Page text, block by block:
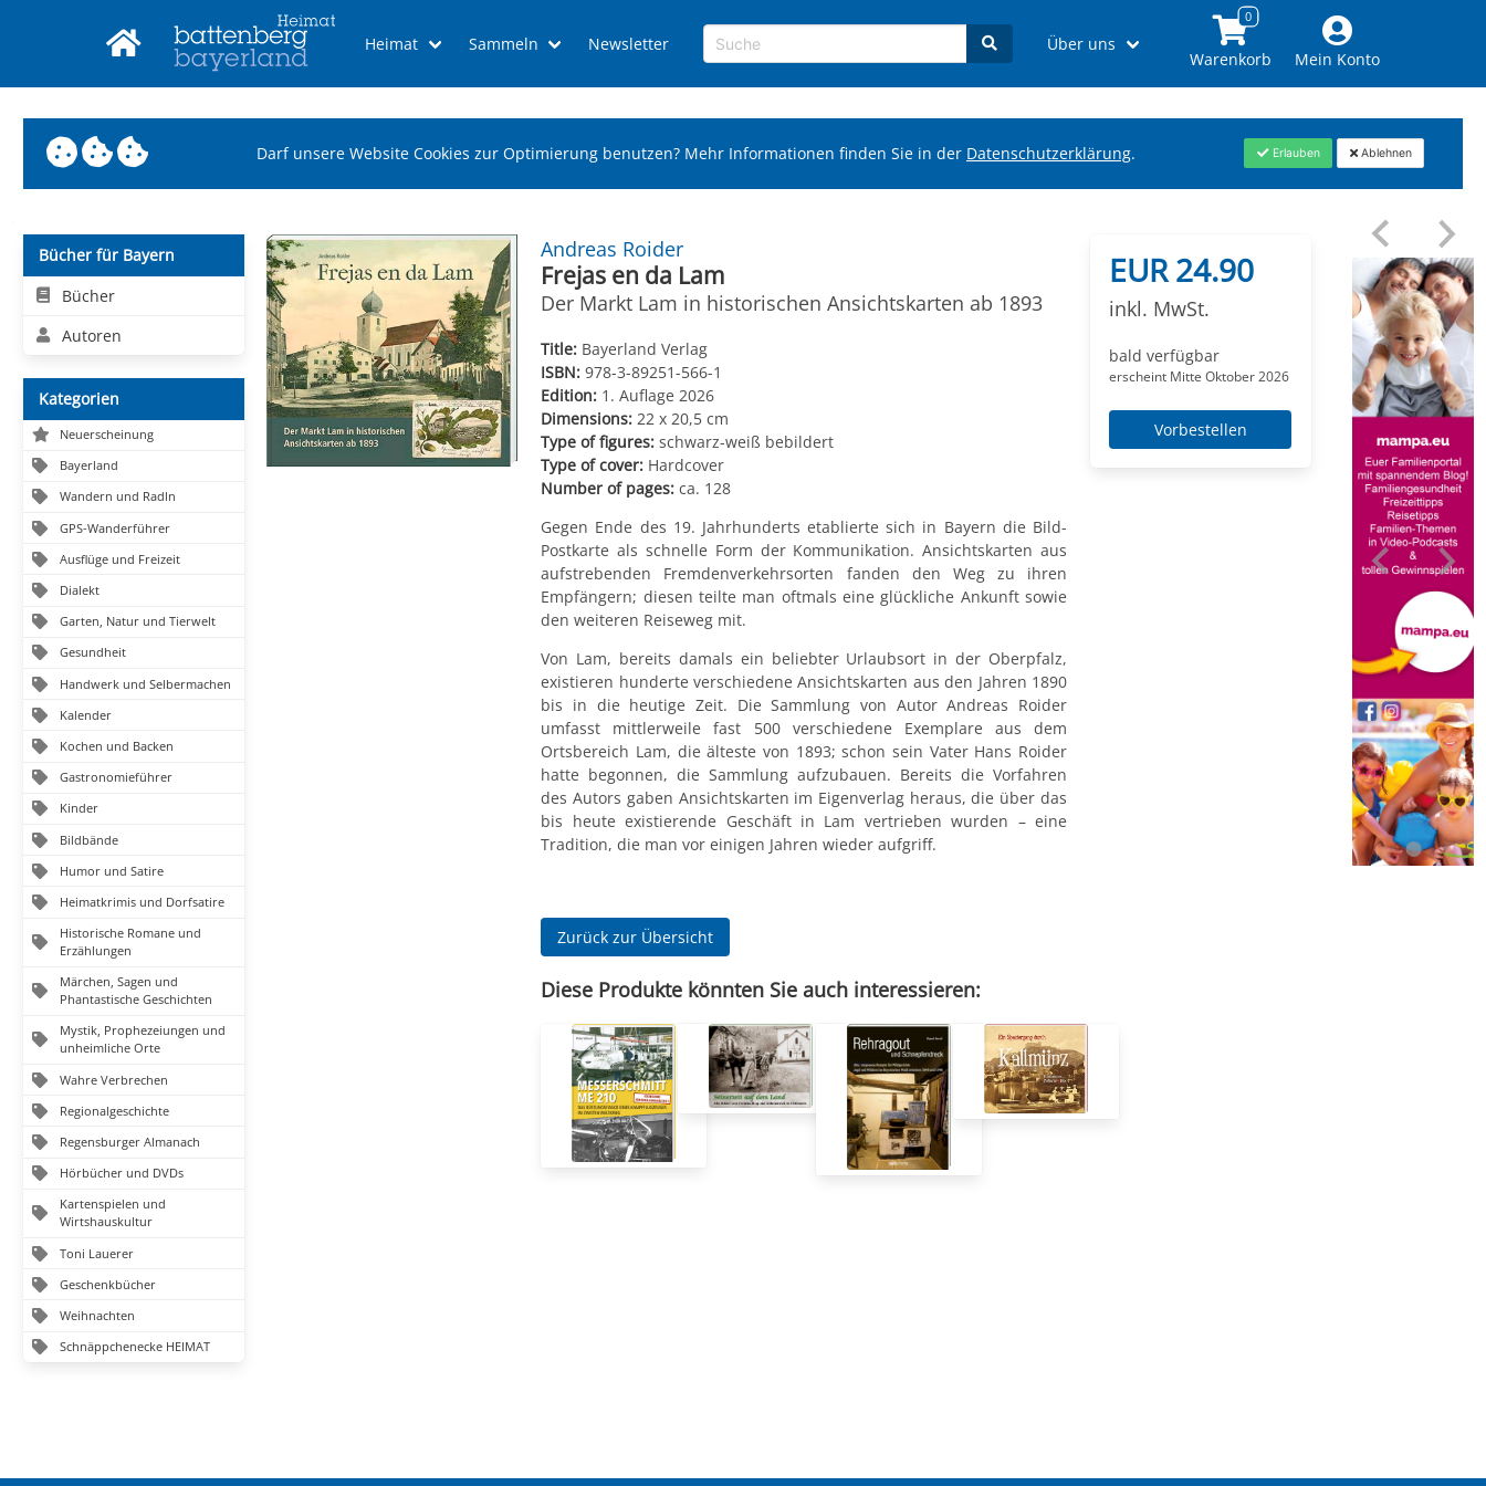
Heimat Sammeln Newsletter Über uns
Warenkorb Mein Konto
Darf unsere Website Cookies zur Optimierung benutzen? Mehr Informationen finden Sie in der Datenschutzerklärung. Erlauben Ablehnen
Bücher für Bayern
Bücher
Autoren
Kategorien
Neuerscheinung
Bayerland
Wandern und Radln
GPS-Wanderführer
Ausflüge und Freizeit
Dialekt
Garten, Natur und Tierwelt
Gesundheit
Handwerk und Selbermachen
Kalender
Kochen und Backen
Gastronomieführer
Kinder
Bildbände
Humor und Satire
Heimatkrimis und Dorfsatire
Historische Romane und
Erzählungen
Märchen, Sagen und
Phantastische Geschichten
Mystik, Prophezeiungen und
unheimliche Orte
Wahre Verbrechen
Regionalgeschichte
Regensburger Almanach
Hörbücher und DVDs
Kartenspielen und
Wirtshauskultur
Toni Lauerer
Geschenkbücher
Weihnachten
Schnäppchenecke HEIMAT
Andreas Roider
Frejas en da Lam
Der Markt Lam in historischen Ansichtskarten ab 1893
Title: Bayerland Verlag
ISBN: 978-3-89251-566-1
Edition: 1. Auflage 2026
Dimensions: 22 x 20,5 cm
Type of figures: schwarz-weiß bebildert
Type of cover: Hardcover
Number of pages: ca. 128
Gegen Ende des 19. Jahrhunderts etablierte sich in Bayern die Bild-
Postkarte als schnelle Form der Kommunikation. Ansichtskarten aus
aufstrebenden Fremdenverkehrsorten fanden den Weg zu ihren
Empfängern; diesen teilte man oftmals eine glückliche Ankunft sowie
den weiteren Reiseweg mit.
Von Lam, bereits damals ein beliebter Urlaubsort in der Oberpfalz,
existieren hunderte verschiedene Ansichtskarten aus den Jahren 1890
bis in die heutige Zeit. Die Sammlung von Autor Andreas Roider
umfasst mittlerweile fast 500 verschiedene Exemplare aus dem
Ortsbereich Lam, die älteste von 1893; schon sein Vater Hans Roider
hatte begonnen, die Sammlung aufzubauen. Bereits die Vorfahren
des Autors gaben Ansichtskarten im Eigenverlag heraus, die über das
bis heute existierende Geschäft in Lam vertrieben wurden – eine
Tradition, die man vor einigen Jahren wieder aufgriff.
Zurück zur Übersicht
Diese Produkte könnten Sie auch interessieren:
EUR 24.90
inkl. MwSt.
bald verfügbar
erscheint Mitte Oktober 2026
Vorbestellen